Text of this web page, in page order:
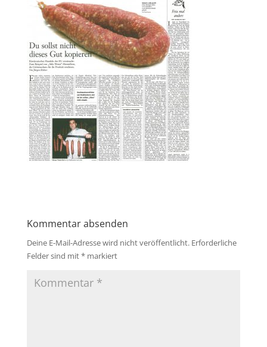
Kommentar absenden
Deine E-Mail-Adresse wird nicht veröffentlicht. Erforderliche
Felder sind mit*markiert